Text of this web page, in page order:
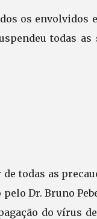
os envolvidos
todas as
todas as
Dr. Bruno
do vírus